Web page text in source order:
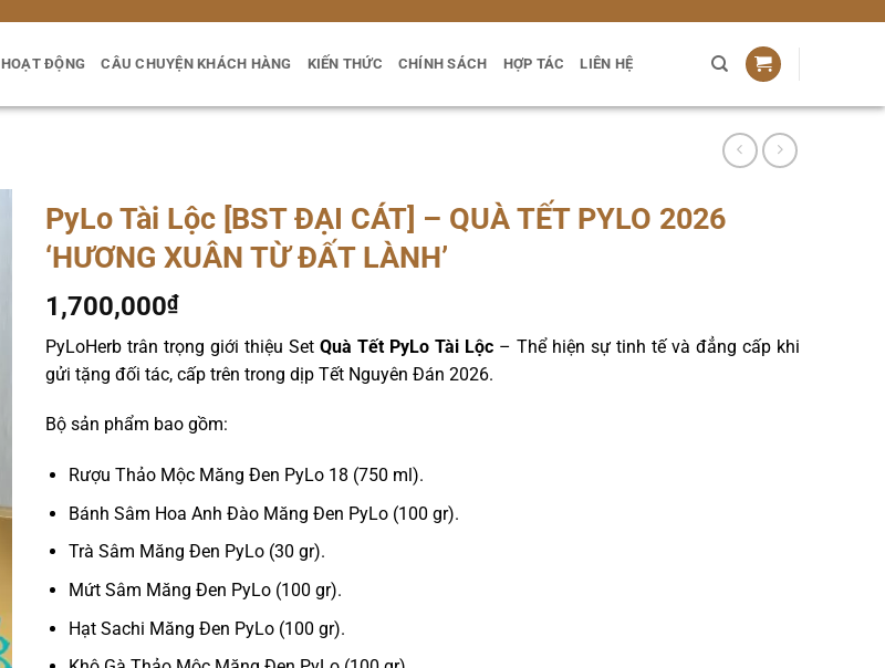
HOẠT ĐỘNG CÂU CHUYỆN KHÁCH HÀNG KIẾN THỨC CHÍNH SÁCH HỢP TÁC LIÊN HỆ
PyLo Tài Lộc [BST ĐẠI CÁT] – QUÀ TẾT PYLO 2026
‘HƯƠNG XUÂN TỪ ĐẤT LÀNH’
1,700,000₫
PyLoHerb trân trọng giới thiệu SetQuà Tết PyLo Tài Lộc – Thể hiện sự tinh tế và đẳng cấp khi
gửi tặng đối tác, cấp trên trong dịp Tết Nguyên Đán 2026.
Bộ sản phẩm bao gồm:
Rượu Thảo Mộc Măng Đen PyLo 18 (750 ml).
Bánh Sâm Hoa Anh Đào Măng Đen PyLo (100 gr).
Trà Sâm Măng Đen PyLo (30 gr).
Mứt Sâm Măng Đen PyLo (100 gr).
Hạt Sachi Măng Đen PyLo (100 gr).